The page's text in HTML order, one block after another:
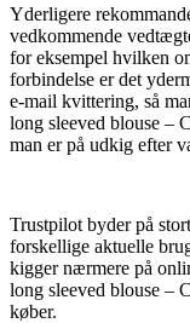
Yderligere
vedkommende
for eksempel hvilken
forbindelse er det
e-mail kvittering, så
long sleeved blouse –
man er på udkig efter
Trustpilot byder på
forskellige aktuelle
kigger nærmere på
long sleeved blouse –
køber.